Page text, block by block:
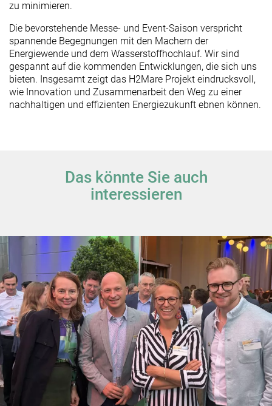
zu minimieren.
Die bevorstehende Messe- und Event-Saison verspricht
spannende Begegnungen mit den Machern der
Energiewende und dem Wasserstoffhochlauf. Wir sind
gespannt auf die kommenden Entwicklungen, die sich uns
bieten. Insgesamt zeigt das H2Mare Projekt eindrucksvoll,
wie Innovation und Zusammenarbeit den Weg zu einer
nachhaltigen und effizienten Energiezukunft ebnen können.
Das könnte Sie auch
interessieren